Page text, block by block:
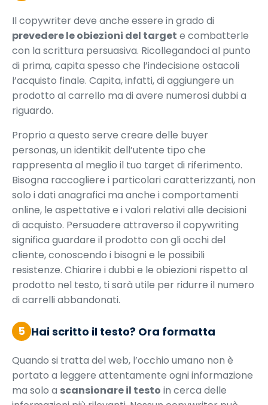
Il copywriter deve anche essere in grado di
prevedere le obiezioni del target e combatterle
con la scrittura persuasiva. Ricollegandoci al punto
di prima, capita spesso che l’indecisione ostacoli
l’acquisto finale. Capita, infatti, di aggiungere un
prodotto al carrello ma di avere numerosi dubbi a
riguardo.
Proprio a questo serve creare delle buyer
personas, un identikit dell’utente tipo che
rappresenta al meglio il tuo target di riferimento.
Bisogna raccogliere i particolari caratterizzanti, non
solo i dati anagrafici ma anche i comportamenti
online, le aspettative e i valori relativi alle decisioni
di acquisto. Persuadere attraverso il copywriting
significa guardare il prodotto con gli occhi del
cliente, conoscendo i bisogni e le possibili
resistenze. Chiarire i dubbi e le obiezioni rispetto al
prodotto nel testo, ti sarà utile per ridurre il numero
di carrelli abbandonati.
5 Hai scritto il testo? Ora formatta
Quando si tratta del web, l’occhio umano non è
portato a leggere attentamente ogni informazione
ma solo a scansionare il testo in cerca delle